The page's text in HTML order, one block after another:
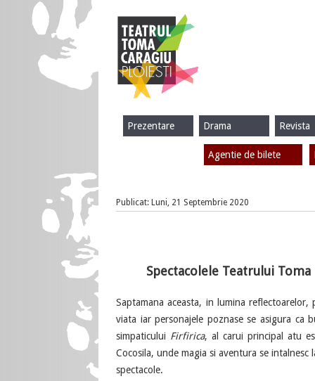
Revista
Drama
Prezentare
Agentie de bilete
Publicat: Luni, 21 Septembrie 2020
Spectacolele Teatrului
Saptamana aceasta, in lumina
viata iar personajele poznase se asigura ca
simpaticului Firfirica, al carui principal atu
Cocosila, unde magia si aventura se
spectacole.